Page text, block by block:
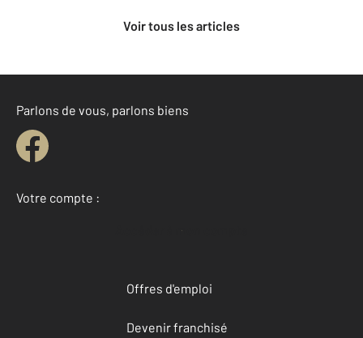
Voir tous les articles
Parlons de vous, parlons biens
Votre compte :
Accéder à mon compte
Offres d'emploi
Devenir franchisé